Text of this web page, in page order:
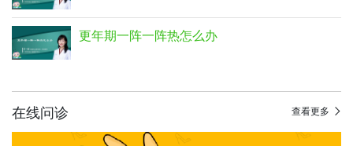
更年期一阵一阵热怎么办
在线问诊 查看更多